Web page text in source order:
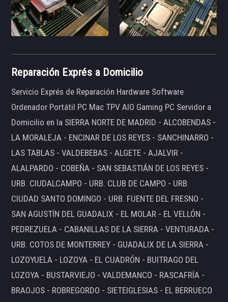
Reparación Exprés a Domicilio
Servicio Exprés de Reparación Hardware Software
Ordenador Portátil PC Mac TPV AIO Gaming PC Servidor a
Domicilio en la SIERRA NORTE DE MADRID - ALCOBENDAS -
LA MORALEJA - ENCINAR DE LOS REYES - SANCHINARRO -
LAS TABLAS - VALDEBEBAS - ALGETE - AJALVIR -
ALALPARDO - COBEÑA - SAN SEBASTIÁN DE LOS REYES -
URB. CIUDALCAMPO - URB. CLUB DE CAMPO - URB.
CIUDAD SANTO DOMINGO - URB. FUENTE DEL FRESNO -
SAN AGUSTÍN DEL GUADALIX - EL MOLAR - EL VELLÓN -
PEDREZUELA - CABANILLAS DE LA SIERRA - VENTURADA -
URB. COTOS DE MONTERREY - GUADALIX DE LA SIERRA -
LOZOYUELA - LOZOYA - EL CUADRÓN - BUITRAGO DEL
LOZOYA - BUSTARVIEJO - VALDEMANCO - RASCAFRÍA -
BRAOJOS - ROBREGORDO - SIETEIGLESIAS - EL BERRUECO